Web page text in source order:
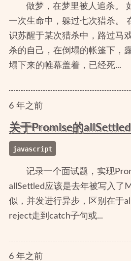
做梦，在梦里被人追杀。
一次生命中，躲过七次猎杀。
识苏醒于某次猎杀中，路过马
杀的自己，在倒塌的帐篷下，
塌下来的帷幕盖着，已经死...
6年之前
关于Promise的allSettled
javascript
记录一个面试题，实现
allSettled应该是去年被写入了
似，并发进行异步，区别在于
reject走到catch子句或...
6年之前